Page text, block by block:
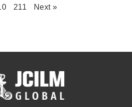
211 Next »